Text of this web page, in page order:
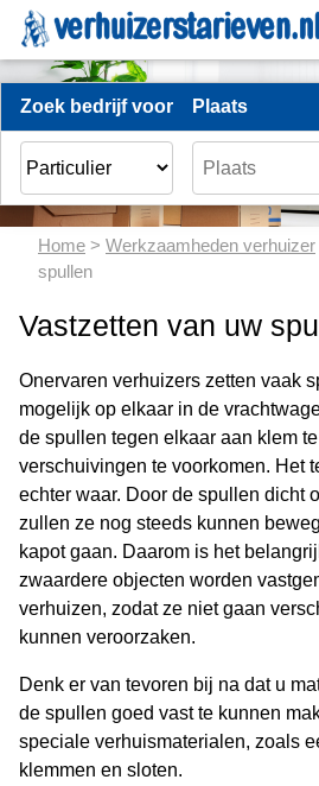
Zoek bedrijf voor Plaats
Home > Werkzaamheden verhuizer
spullen
Vastzetten van uw
Onervaren verhuizers zetten vaak
mogelijk op elkaar in de
de spullen tegen elkaar aan klem
verschuivingen te voorkomen. Het
echter waar. Door de spullen dicht
zullen ze nog steeds kunnen
kapot gaan. Daarom is het
zwaardere objecten worden
verhuizen, zodat ze niet gaan
kunnen veroorzaken.
Denk er van tevoren bij na dat u
de spullen goed vast te kunnen
speciale verhuismaterialen, zoals
klemmen en sloten.